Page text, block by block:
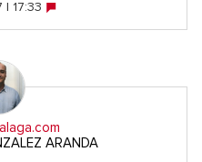
| 17:33
ARANDA